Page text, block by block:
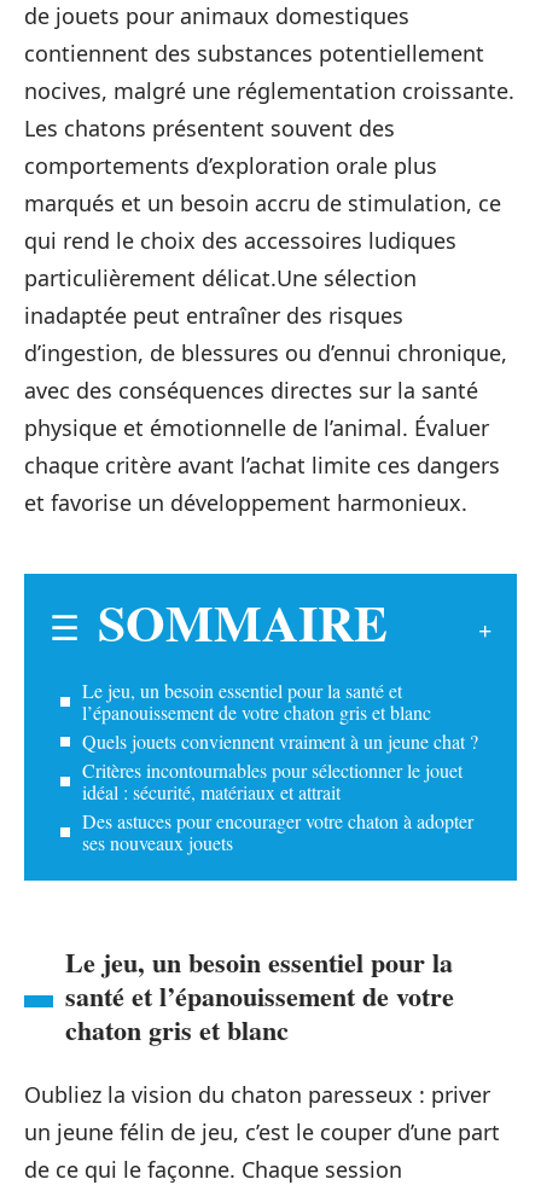
de jouets pour animaux domestiques
contiennent des substances potentiellement
nocives, malgré une réglementation croissante.
Les chatons présentent souvent des
comportements d’exploration orale plus
marqués et un besoin accru de stimulation, ce
qui rend le choix des accessoires ludiques
particulièrement délicat.Une sélection
inadaptée peut entraîner des risques
d’ingestion, de blessures ou d’ennui chronique,
avec des conséquences directes sur la santé
physique et émotionnelle de l’animal. Évaluer
chaque critère avant l’achat limite ces dangers
et favorise un développement harmonieux.
SOMMAIRE
Le jeu, un besoin essentiel pour la santé et
l’épanouissement de votre chaton gris et blanc
Quels jouets conviennent vraiment à un jeune chat ?
Critères incontournables pour sélectionner le jouet
idéal : sécurité, matériaux et attrait
Des astuces pour encourager votre chaton à adopter
ses nouveaux jouets
Le jeu, un besoin essentiel pour la
santé et l’épanouissement de votre
chaton gris et blanc
Oubliez la vision du chaton paresseux : priver
un jeune félin de jeu, c’est le couper d’une part
de ce qui le façonne. Chaque session